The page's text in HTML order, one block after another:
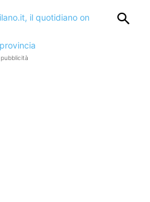
pubblicità